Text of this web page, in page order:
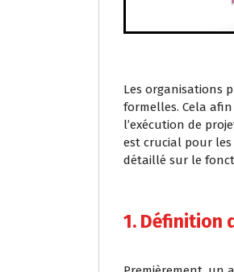
Les organisations
formelles. Cela
l’exécution de
est crucial pour
détaillé sur le
1. Définition